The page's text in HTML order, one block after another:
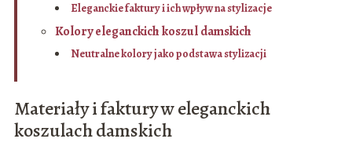
Eleganckie faktury i ich wpływ na stylizacje
Kolory eleganckich koszul damskich
Neutralne kolory jako podstawa stylizacji
Materiały i faktury w eleganckich
koszulach damskich